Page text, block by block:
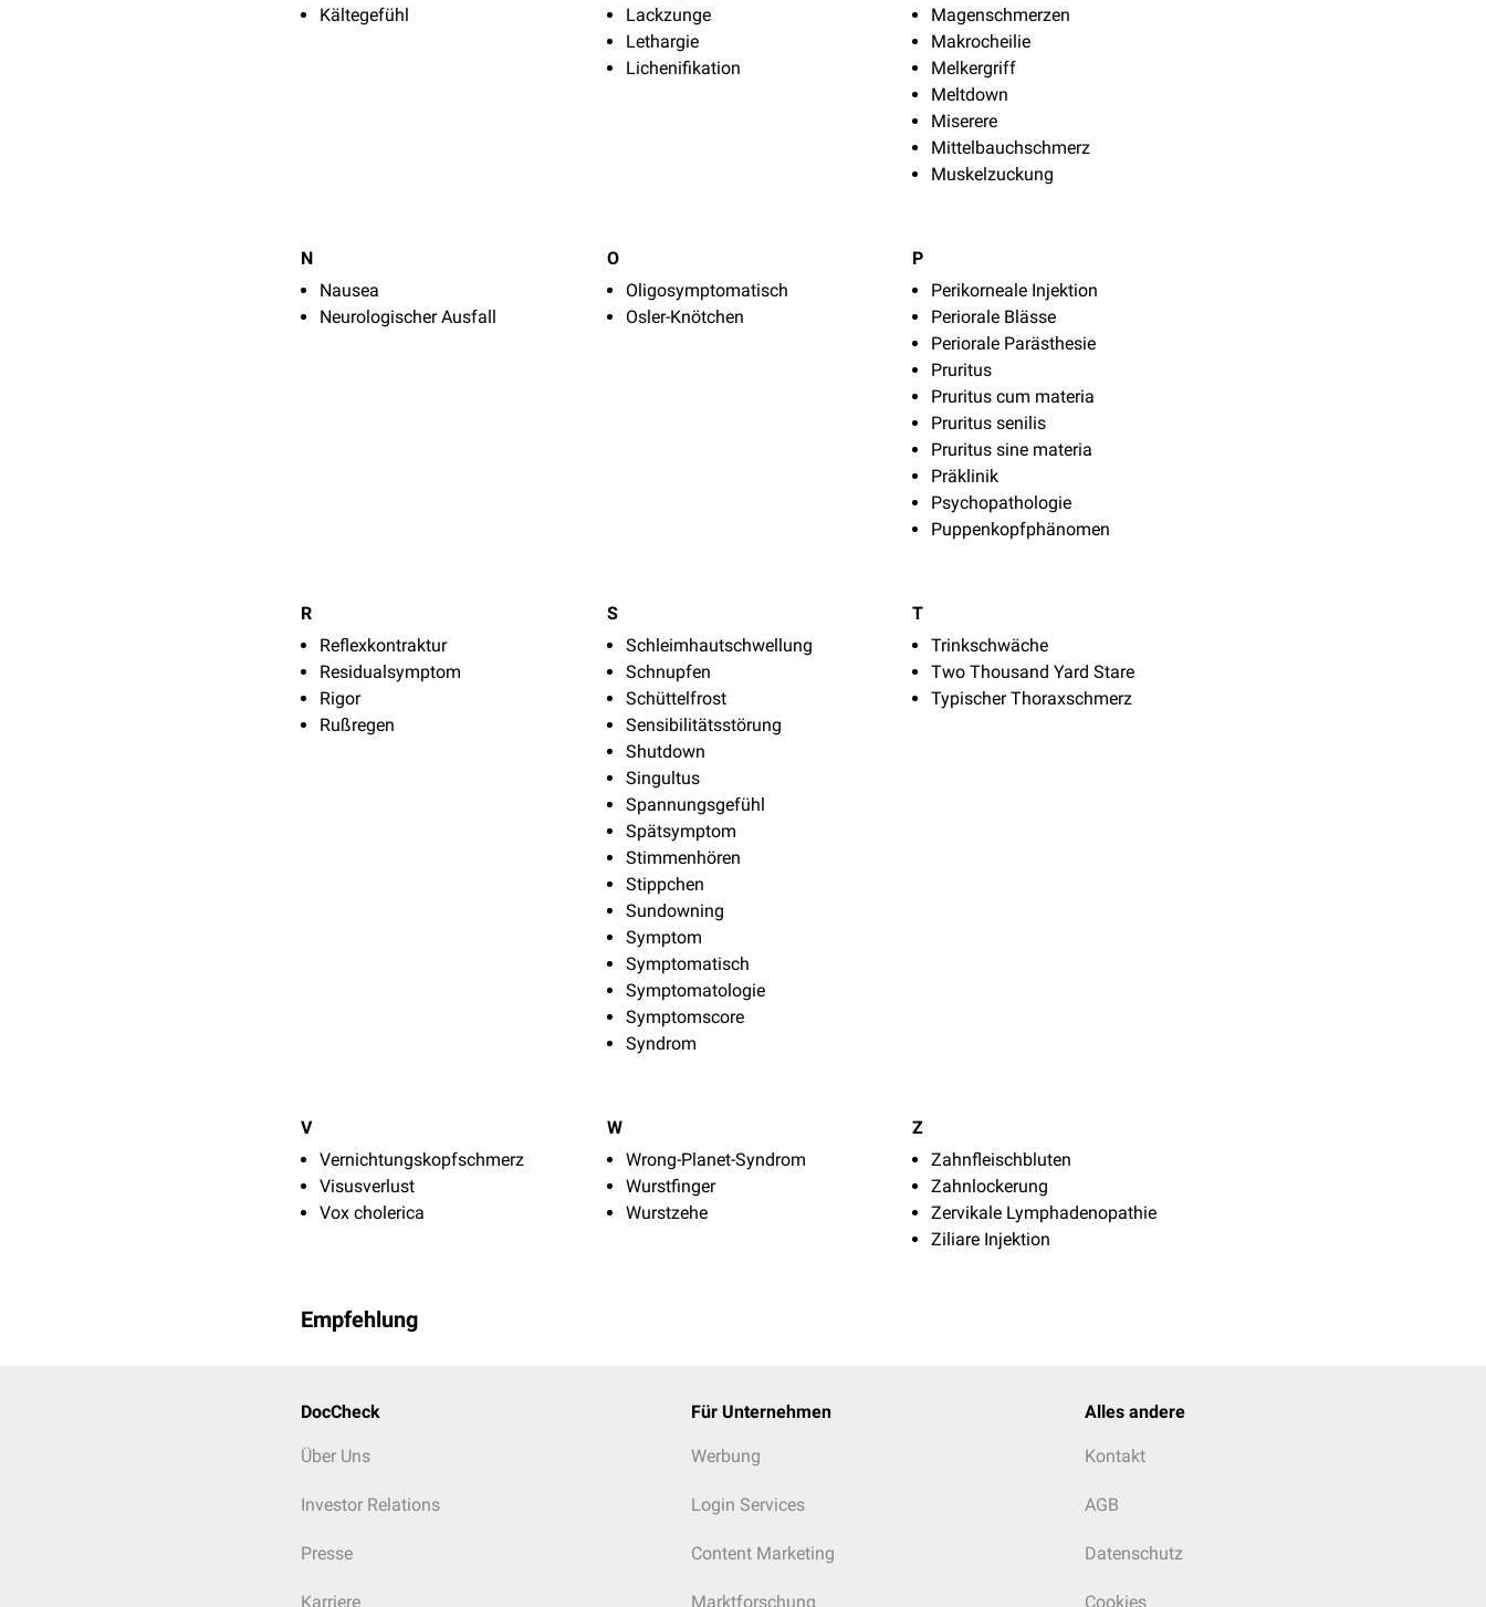
Kältegefühl
Lackzunge
Lethargie
Lichenifikation
Magenschmerzen
Makrocheilie
Melkergriff
Meltdown
Miserere
Mittelbauchschmerz
Muskelzuckung
N
Nausea
Neurologischer Ausfall
O
Oligosymptomatisch
Osler-Knötchen
P
Perikorneale Injektion
Periorale Blässe
Periorale Parästhesie
Pruritus
Pruritus cum materia
Pruritus senilis
Pruritus sine materia
Präklinik
Psychopathologie
Puppenkopfphänomen
R
Reflexkontraktur
Residualsymptom
Rigor
Rußregen
S
Schleimhautschwellung
Schnupfen
Schüttelfrost
Sensibilitätsstörung
Shutdown
Singultus
Spannungsgefühl
Spätsymptom
Stimmenhören
Stippchen
Sundowning
Symptom
Symptomatisch
Symptomatologie
Symptomscore
Syndrom
T
Trinkschwäche
Two Thousand Yard Stare
Typischer Thoraxschmerz
V
Vernichtungskopfschmerz
Visusverlust
Vox cholerica
W
Wrong-Planet-Syndrom
Wurstfinger
Wurstzehe
Z
Zahnfleischbluten
Zahnlockerung
Zervikale Lymphadenopathie
Ziliare Injektion
Empfehlung
DocCheck
Über Uns
Investor Relations
Presse
Karriere
Für Unternehmen
Werbung
Login Services
Content Marketing
Marktforschung
Alles andere
Kontakt
AGB
Datenschutz
Cookies